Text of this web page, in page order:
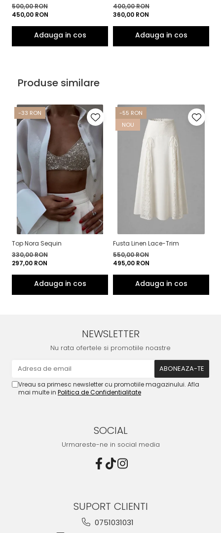
500,00 RON
450,00 RON
400,00 RON
360,00 RON
Produse similare
-33 RON
Top Nora Sequin
330,00 RON
297,00 RON
-55 RON
NOU
Fusta Linen Lace-Trim
550,00 RON
495,00 RON
NEWSLETTER
Nu rata ofertele si promotiile noastre
Vreau sa primesc newsletter cu promotiile magazinului. Afla
mai multe in Politica de Confidentialitate
SOCIAL
Urmareste-ne in social media
SUPORT CLIENTI
0751031031